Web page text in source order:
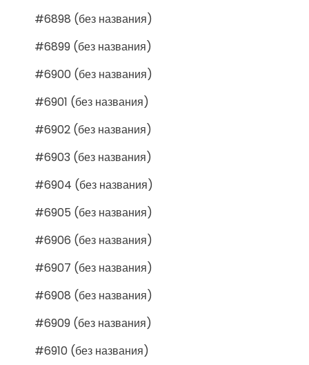
#6898 (без названия)
#6899 (без названия)
#6900 (без названия)
#6901 (без названия)
#6902 (без названия)
#6903 (без названия)
#6904 (без названия)
#6905 (без названия)
#6906 (без названия)
#6907 (без названия)
#6908 (без названия)
#6909 (без названия)
#6910 (без названия)